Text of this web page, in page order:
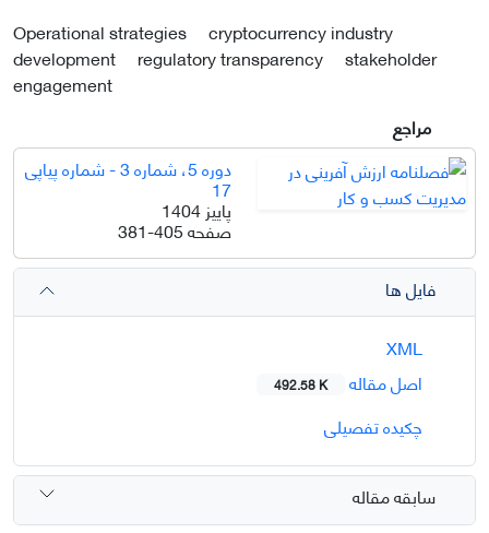
Operational strategies
cryptocurrency industry
development
regulatory transparency
stakeholder
engagement
مراجع
دوره 5، شماره 3 - شماره پیاپی
17
پاییز 1404
صفحه381-405
فایل ها
اصل مقاله
492.58 K
چکیده تفصیلی
سابقه مقاله